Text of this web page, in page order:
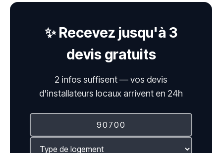
✨ Recevez jusqu'à 3
devis gratuits
2 infos suffisent — vos devis
d'installateurs locaux arrivent en 24h